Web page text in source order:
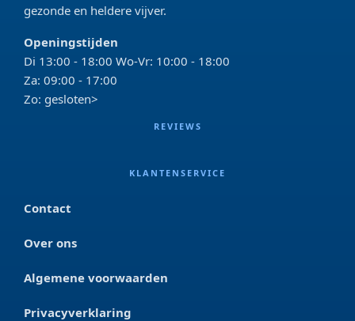
gezonde en heldere vijver.
Openingstijden
Di 13:00 - 18:00 Wo-Vr: 10:00 - 18:00
Za: 09:00 - 17:00
Zo: gesloten>
REVIEWS
KLANTENSERVICE
Contact
Over ons
Algemene voorwaarden
Privacyverklaring